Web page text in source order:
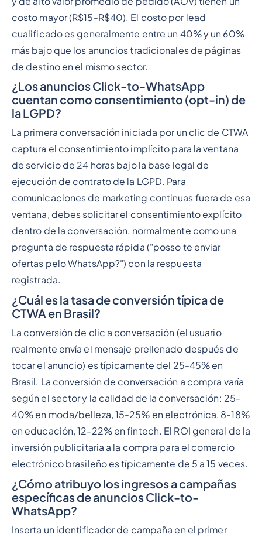
costo mayor (R$15-R$40). El costo por lead
cualificado es generalmente entre un 40% y un 60%
más bajo que los anuncios tradicionales de páginas
de destino en el mismo sector.
¿Los anuncios Click-to-WhatsApp
cuentan como consentimiento (opt-in) de
la LGPD?
La primera conversación iniciada por un clic de CTWA
captura el consentimiento implícito para la ventana
de servicio de 24 horas bajo la base legal de
ejecución de contrato de la LGPD. Para
comunicaciones de marketing continuas fuera de esa
ventana, debes solicitar el consentimiento explícito
dentro de la conversación, normalmente como una
pregunta de respuesta rápida ("posso te enviar
ofertas pelo WhatsApp?") con la respuesta
registrada.
¿Cuál es la tasa de conversión típica de
CTWA en Brasil?
La conversión de clic a conversación (el usuario
realmente envía el mensaje prellenado después de
tocar el anuncio) es típicamente del 25-45% en
Brasil. La conversión de conversación a compra varía
según el sector y la calidad de la conversación: 25-
40% en moda/belleza, 15-25% en electrónica, 8-18%
en educación, 12-22% en fintech. El ROI general de la
inversión publicitaria a la compra para el comercio
electrónico brasileño es típicamente de 5 a 15 veces.
¿Cómo atribuyo los ingresos a campañas
específicas de anuncios Click-to-
WhatsApp?
Inserta un identificador de campaña en el primer